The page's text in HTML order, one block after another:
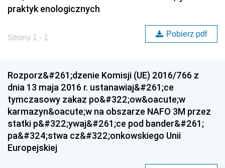
praktyk enologicznych
Strony 1 - 1 Pobierz pdf
Rozporz&#261;dzenie Komisji (UE) 2016/766 z
dnia 13 maja 2016 r. ustanawiaj&#261;ce
tymczasowy zakaz po&#322;ow&oacute;w
karmazyn&oacute;w na obszarze NAFO 3M przez
statki p&#322;ywaj&#261;ce pod bander&#261;
pa&#324;stwa cz&#322;onkowskiego Unii
Europejskiej